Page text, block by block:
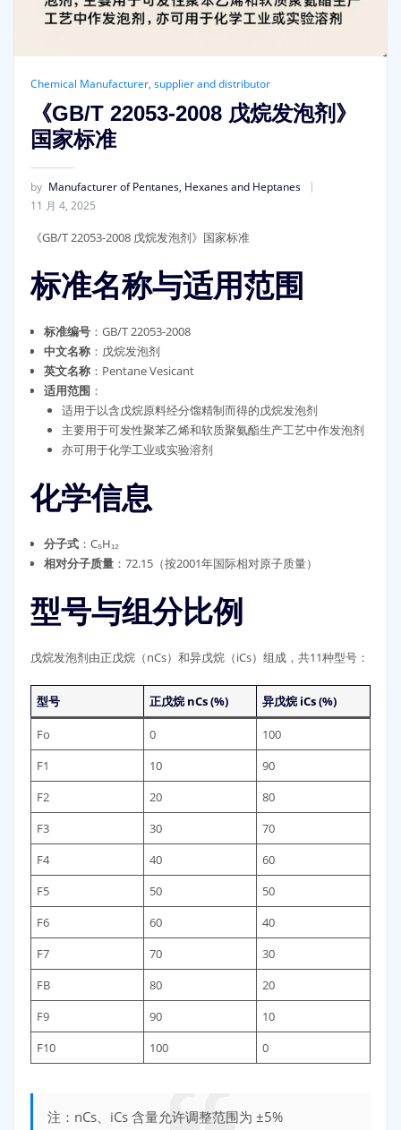
Chemical Manufacturer, supplier and distributor
《GB/T 22053-2008 戊烷发泡剂》
国家标准
by Manufacturer of Pentanes, Hexanes and Heptanes
11 月 4, 2025
《GB/T 22053-2008 戊烷发泡剂》国家标准
标准名称与适用范围
标准编号：GB/T 22053-2008
中文名称：戊烷发泡剂
英文名称：Pentane Vesicant
适用范围：
适用于以含戊烷原料经分馏精制而得的戊烷发泡剂
主要用于可发性聚苯乙烯和软质聚氨酯生产工艺中作发泡剂
亦可用于化学工业或实验溶剂
化学信息
分子式：C₅H₁₂
相对分子质量：72.15（按2001年国际相对原子质量）
型号与组分比例
戊烷发泡剂由正戊烷（nCs）和异戊烷（iCs）组成，共11种型号：
型号 正戊烷 nCs (%) 异戊烷 iCs (%)
Fo 0
100
F1
10
90
F2
20
80
F3
30
70
F4
40
60
F5
50
50
F6
60
40
F7
70
30
FB
80
20
F9
90
10
F10
100 0
注：nCs、iCs 含量允许调整范围为 ±5%